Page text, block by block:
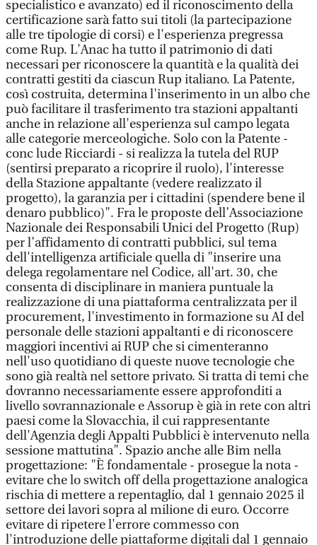
specialistico e avanzato) ed il riconoscimento della
certificazione sarà fatto sui titoli (la partecipazione
alle tre tipologie di corsi) e l'esperienza pregressa
come Rup. L'Anac ha tutto il patrimonio di dati
necessari per riconoscere la quantità e la qualità dei
contratti gestiti da ciascun Rup italiano. La Patente,
così costruita, determina l'inserimento in un albo che
può facilitare il trasferimento tra stazioni appaltanti
anche in relazione all'esperienza sul campo legata
alle categorie merceologiche. Solo con la Patente -
conc lude Ricciardi - si realizza la tutela del RUP
(sentirsi preparato a ricoprire il ruolo), l'interesse
della Stazione appaltante (vedere realizzato il
progetto), la garanzia per i cittadini (spendere bene il
denaro pubblico)". Fra le proposte dell’Associazione
Nazionale dei Responsabili Unici del Progetto (Rup)
per l’affidamento di contratti pubblici, sul tema
dell'intelligenza artificiale quella di "inserire una
delega regolamentare nel Codice, all'art. 30, che
consenta di disciplinare in maniera puntuale la
realizzazione di una piattaforma centralizzata per il
procurement, l'investimento in formazione su AI del
personale delle stazioni appaltanti e di riconoscere
maggiori incentivi ai RUP che si cimenteranno
nell'uso quotidiano di queste nuove tecnologie che
sono già realtà nel settore privato. Si tratta di temi che
dovranno necessariamente essere approfonditi a
livello sovrannazionale e Assorup è già in rete con altri
paesi come la Slovacchia, il cui rappresentante
dell'Agenzia degli Appalti Pubblici è intervenuto nella
sessione mattutina". Spazio anche alle Bim nella
progettazione: "È fondamentale - prosegue la nota -
evitare che lo switch off della progettazione analogica
rischia di mettere a repentaglio, dal 1 gennaio 2025 il
settore dei lavori sopra al milione di euro. Occorre
evitare di ripetere l'errore commesso con
l'introduzione delle piattaforme digitali dal 1 gennaio